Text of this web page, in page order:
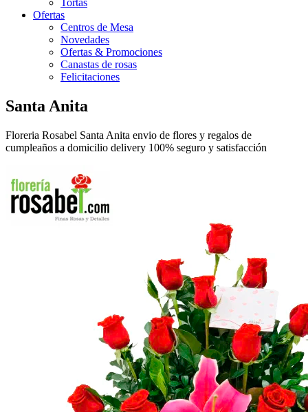
Tortas
Ofertas
Centros de Mesa
Novedades
Ofertas & Promociones
Canastas de rosas
Felicitaciones
Santa Anita
Floreria Rosabel Santa Anita envio de flores y regalos de
cumpleaños a domicilio delivery 100% seguro y satisfacción